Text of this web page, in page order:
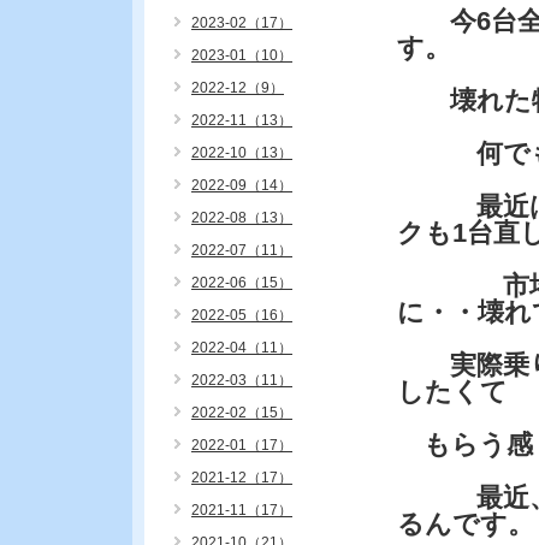
今6台全
す。
壊れた物
何でも
最近は
クも1台直
市場と
に・・壊
実際乗り
したくて
もらう感
最近、
るんです。
2023-02（17）
2023-01（10）
2022-12（9）
2022-11（13）
2022-10（13）
2022-09（14）
2022-08（13）
2022-07（11）
2022-06（15）
2022-05（16）
2022-04（11）
2022-03（11）
2022-02（15）
2022-01（17）
2021-12（17）
2021-11（17）